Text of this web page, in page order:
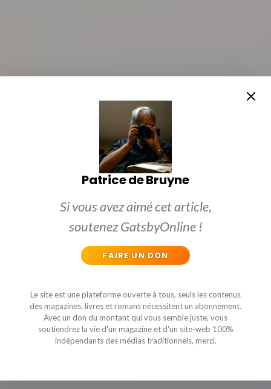
Patrice de Bruyne
Si vous avez aimé cet article,
soutenez GatsbyOnline !
FAIRE UN DON
Le site est une plateforme ouverte à tous, seuls les contenus
des magazines, livres et romans nécessitent un abonnement.
Avec un don du montant qui vous semble juste, vous
soutiendrez la vie d'un magazine et d'un site-web 100%
indépendants des médias traditionnels, merci.